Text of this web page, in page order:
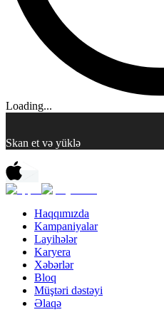
Loading...
Skan et və yüklə
Haqqımızda
Kampaniyalar
Layihələr
Karyera
Xəbərlər
Bloq
Müştəri dəstəyi
Əlaqə